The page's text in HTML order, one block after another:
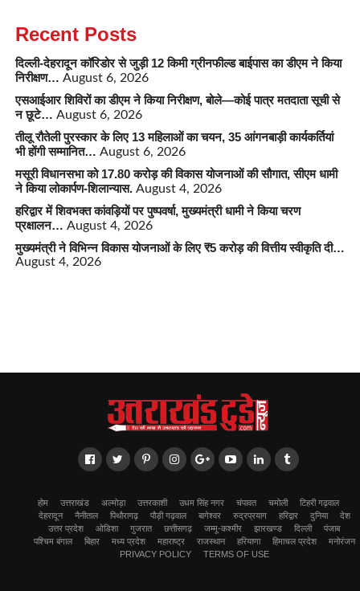
Recent Posts
दिल्ली-देहरादून कॉरिडोर से जुड़ी 12 किमी ग्रीनफील्ड बाईपास का डीएम ने किया
निरीक्षण… August 6, 2026
एसआईआर शिविरों का डीएम ने किया निरीक्षण, बोले—कोई पात्र मतदाता सूची से
न छूटे… August 6, 2026
तीलू रौतेली पुरस्कार के लिए 13 महिलाओं का चयन, 35 आंगनबाड़ी कार्यकर्तियां
भी होंगी सम्मानित… August 6, 2026
मसूरी विधानसभा को 17.80 करोड़ की विकास योजनाओं की सौगात, सीएम धामी
ने किया लोकार्पण-शिलान्यास. August 4, 2026
हरिद्वार में शिवभक्त कांवड़ियों पर पुष्पवर्षा, मुख्यमंत्री धामी ने किया चरण
प्रक्षालन… August 4, 2026
मुख्यमंत्री ने विभिन्न विकास योजनाओं के लिए ₹5 करोड़ की वित्तीय स्वीकृति दी…
August 4, 2026
होम उत्तराखंड अल्मोड़ा उत्तरकाशी उधम सिंह नगर चंपावत चमोली
टिहरी गढ़वाल
देहरादून
नैनीताल पिथौरागढ़ पौड़ी गढ़वाल बागेश्वर रुद्रप्रयाग हरिद्वार दुनिया
देश
उत्तर प्रदेश
ओडिशा गुजरात छत्तीसगढ़ जम्मू-कश्मीर झारखण्ड दिल्ली
पंजाब
पश्चिम बंगाल
बिहार मध्य प्रदेश महाराष्ट्र राजस्थान हरियाणा हिमाचल प्रदेश
मनोरंजन
PRIVACY POLICY
TERMS OF USE